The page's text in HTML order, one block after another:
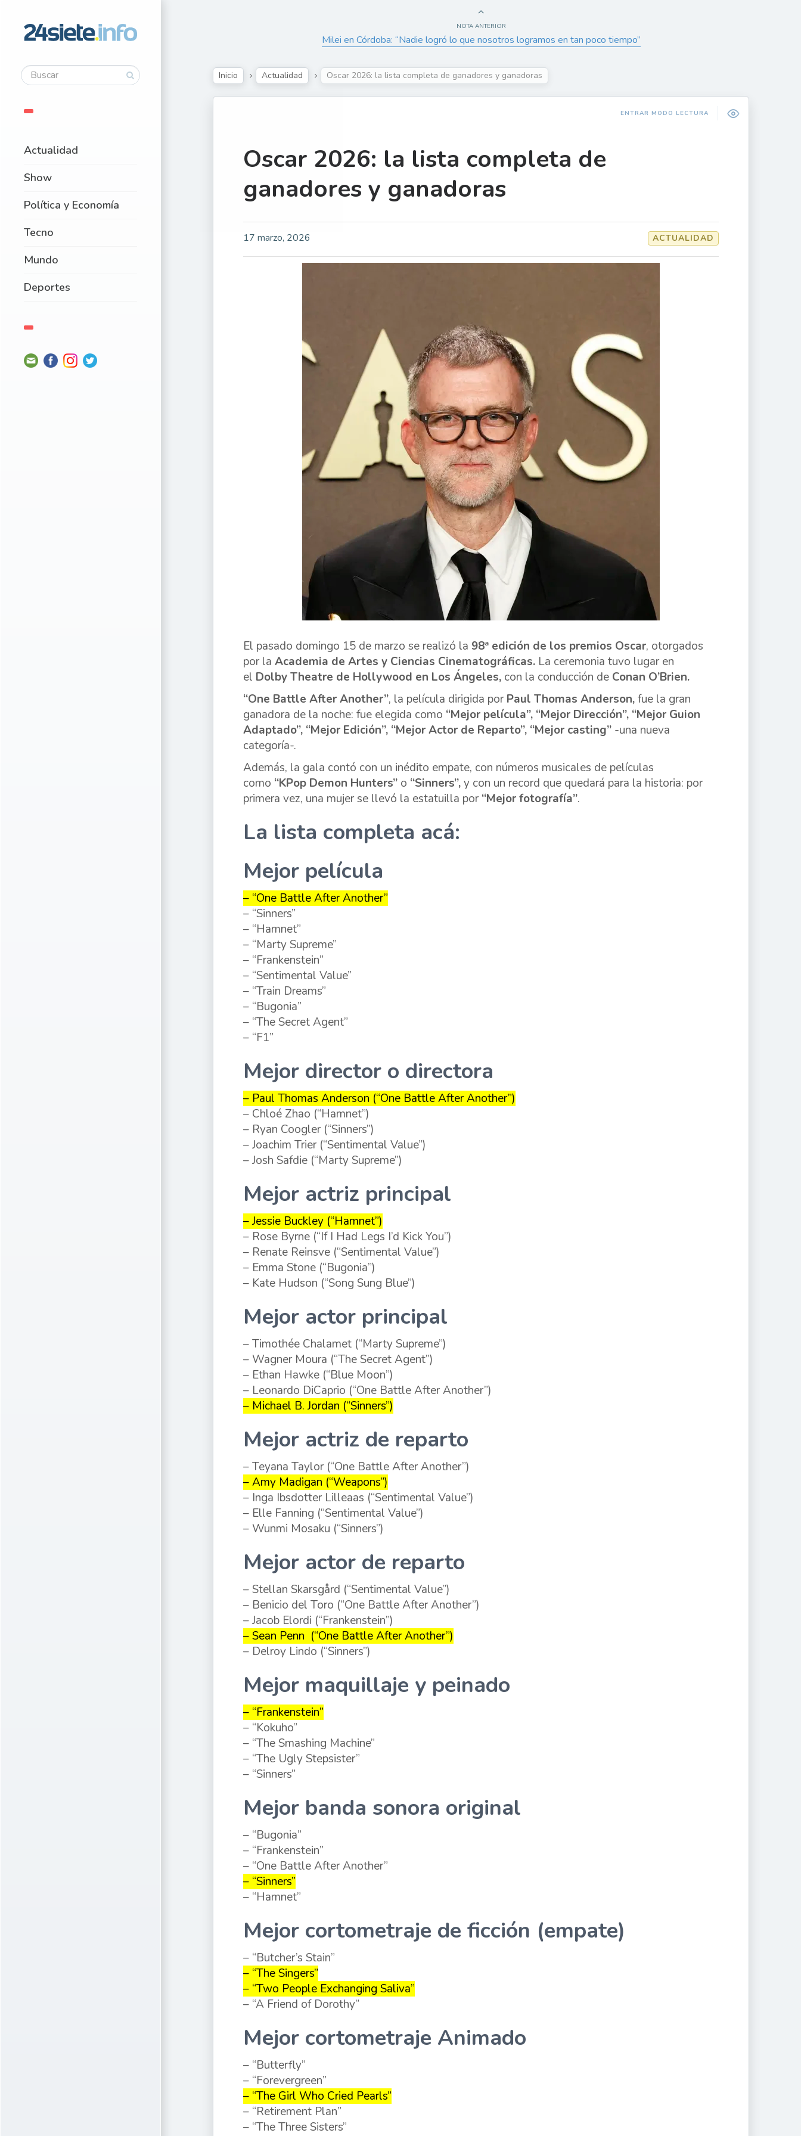
Actualidad
Show
Política y Economía
Tecno
Mundo
Deportes
NOTA ANTERIOR
Milei en Córdoba: “Nadie logró lo que nosotros logramos en tan poco tiempo”
Inicio Actualidad Oscar 2026: la lista completa de ganadores y ganadoras
ENTRAR MODO LECTURA
Oscar 2026: la lista completa de
ganadores y ganadoras
17 marzo, 2026 ACTUALIDAD
El pasado domingo 15 de marzo se realizó la 98ª edición de los premios Oscar, otorgados
por la Academia de Artes y Ciencias Cinematográficas. La ceremonia tuvo lugar en
el Dolby Theatre de Hollywood en Los Ángeles, con la conducción de Conan O’Brien.
“One Battle After Another”, la película dirigida por Paul Thomas Anderson,fue la gran
ganadora de la noche: fue elegida como “Mejor película”, “Mejor Dirección”, “Mejor Guion
Adaptado”, “Mejor Edición”, “Mejor Actor de Reparto”, “Mejor casting” -una nueva
categoría-.
Además, la gala contó con un inédito empate, con números musicales de películas
como “KPop Demon Hunters” o “Sinners”,y con un record que quedará para la historia: por
primera vez, una mujer se llevó la estatuilla por “Mejor fotografía”.
La lista completa acá:
Mejor película
– “One Battle After Another”
– “Sinners”
– “Hamnet”
– “Marty Supreme”
– “Frankenstein”
– “Sentimental Value”
– “Train Dreams”
– “Bugonia”
– “The Secret Agent”
– “F1”
Mejor director o directora
– Paul Thomas Anderson (“One Battle After Another”)
– Chloé Zhao (“Hamnet”)
– Ryan Coogler (“Sinners”)
– Joachim Trier (“Sentimental Value”)
– Josh Safdie (“Marty Supreme”)
Mejor actriz principal
– Jessie Buckley (“Hamnet”)
– Rose Byrne (“If I Had Legs I’d Kick You”)
– Renate Reinsve (“Sentimental Value”)
– Emma Stone (“Bugonia”)
– Kate Hudson (“‎Song Sung Blue”)
Mejor actor principal
– Timothée Chalamet (“Marty Supreme”)
– Wagner Moura (“The Secret Agent”)
– Ethan Hawke (“Blue Moon”)
– Leonardo DiCaprio (“One Battle After Another”)
– Michael B. Jordan (“Sinners”)
Mejor actriz de reparto
– Teyana Taylor (“One Battle After Another”)
– Amy Madigan (“Weapons”)
– Inga Ibsdotter Lilleaas (“Sentimental Value”)
– Elle Fanning (“Sentimental Value”)
– Wunmi Mosaku (“Sinners”)
Mejor actor de reparto
– Stellan Skarsgård (“Sentimental Value”)
– Benicio del Toro (“One Battle After Another”)
– Jacob Elordi (“Frankenstein”)
– Sean Penn (“One Battle After Another”)
– Delroy Lindo (“Sinners”)
Mejor maquillaje y peinado
– “Frankenstein”
– “Kokuho”
– “The Smashing Machine”
– “The Ugly Stepsister”
– “Sinners”
Mejor banda sonora original
– “Bugonia”
– “Frankenstein”
– “One Battle After Another”
– “Sinners”
– “Hamnet”
Mejor cortometraje de ficción (empate)
– “Butcher’s Stain”
– “The Singers”
– “Two People Exchanging Saliva”
– “A Friend of Dorothy”
Mejor cortometraje Animado
– “Butterfly”
– “Forevergreen”
– “The Girl Who Cried Pearls”
– “Retirement Plan”
– “The Three Sisters”